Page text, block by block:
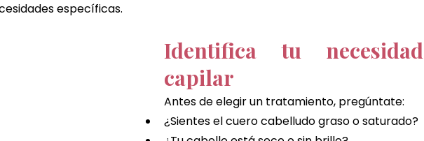
específicas.
Identifica tu necesidad
capilar
Antes de elegir un tratamiento, pregúntate:
¿Sientes el cuero cabelludo graso o saturado?